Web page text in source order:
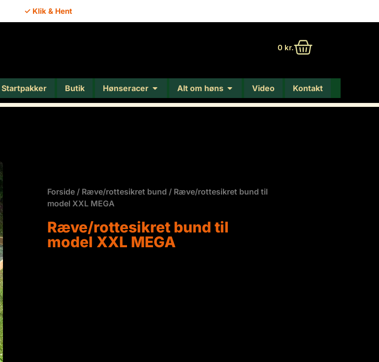
✓ Klik & Hent
0 kr.
Startpakker Butik Hønseracer Alt om høns Video Kontakt
Forside / Ræve/rottesikret bund / Ræve/rottesikret bund til
model XXL MEGA
Ræve/rottesikret bund til
model XXL MEGA